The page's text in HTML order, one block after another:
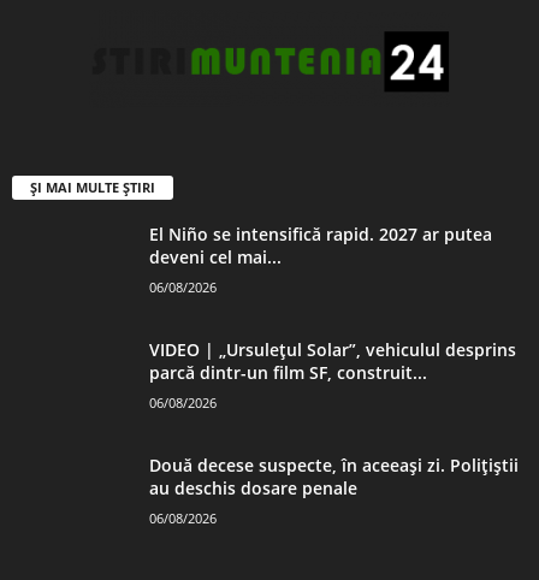
ȘI MAI MULTE ȘTIRI
El Niño se intensifică rapid. 2027 ar putea
deveni cel mai...
06/08/2026
VIDEO | „Ursulețul Solar”, vehiculul desprins
parcă dintr-un film SF, construit...
06/08/2026
Două decese suspecte, în aceeași zi. Polițiștii
au deschis dosare penale
06/08/2026